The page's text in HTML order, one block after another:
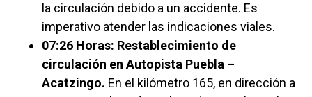
la circulación debido a un accidente. Es
imperativo atender las indicaciones viales.
07:26 Horas: Restablecimiento de
circulación en Autopista Puebla –
Acatzingo. En el kilómetro 165, en dirección a